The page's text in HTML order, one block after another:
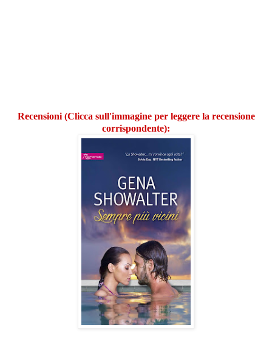
Recensioni (Clicca sull'immagine per leggere la recensione
corrispondente):